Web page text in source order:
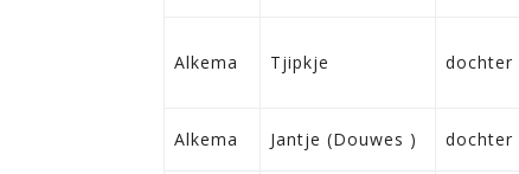
Alkema Tjipkje dochter
Alkema Jantje (Douwes ) dochter